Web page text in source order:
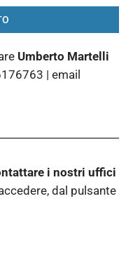
Umberto Martelli
| email
i nostri uffici
dal pulsante